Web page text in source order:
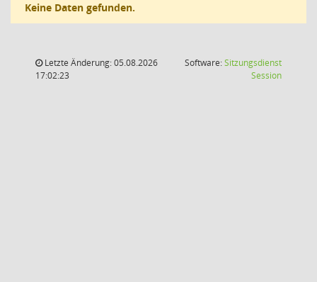
Keine Daten gefunden.
Letzte Änderung: 05.08.2026
17:02:23
Software:Sitzungsdienst
Session(Wird in